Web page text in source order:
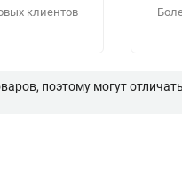
клиентов
поэтому могут